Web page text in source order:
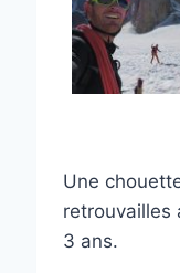
Une
retrouvailles
3 ans.